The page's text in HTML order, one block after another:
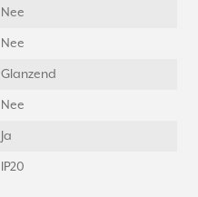
Nee
Nee
Glanzend
Nee
Ja
IP20